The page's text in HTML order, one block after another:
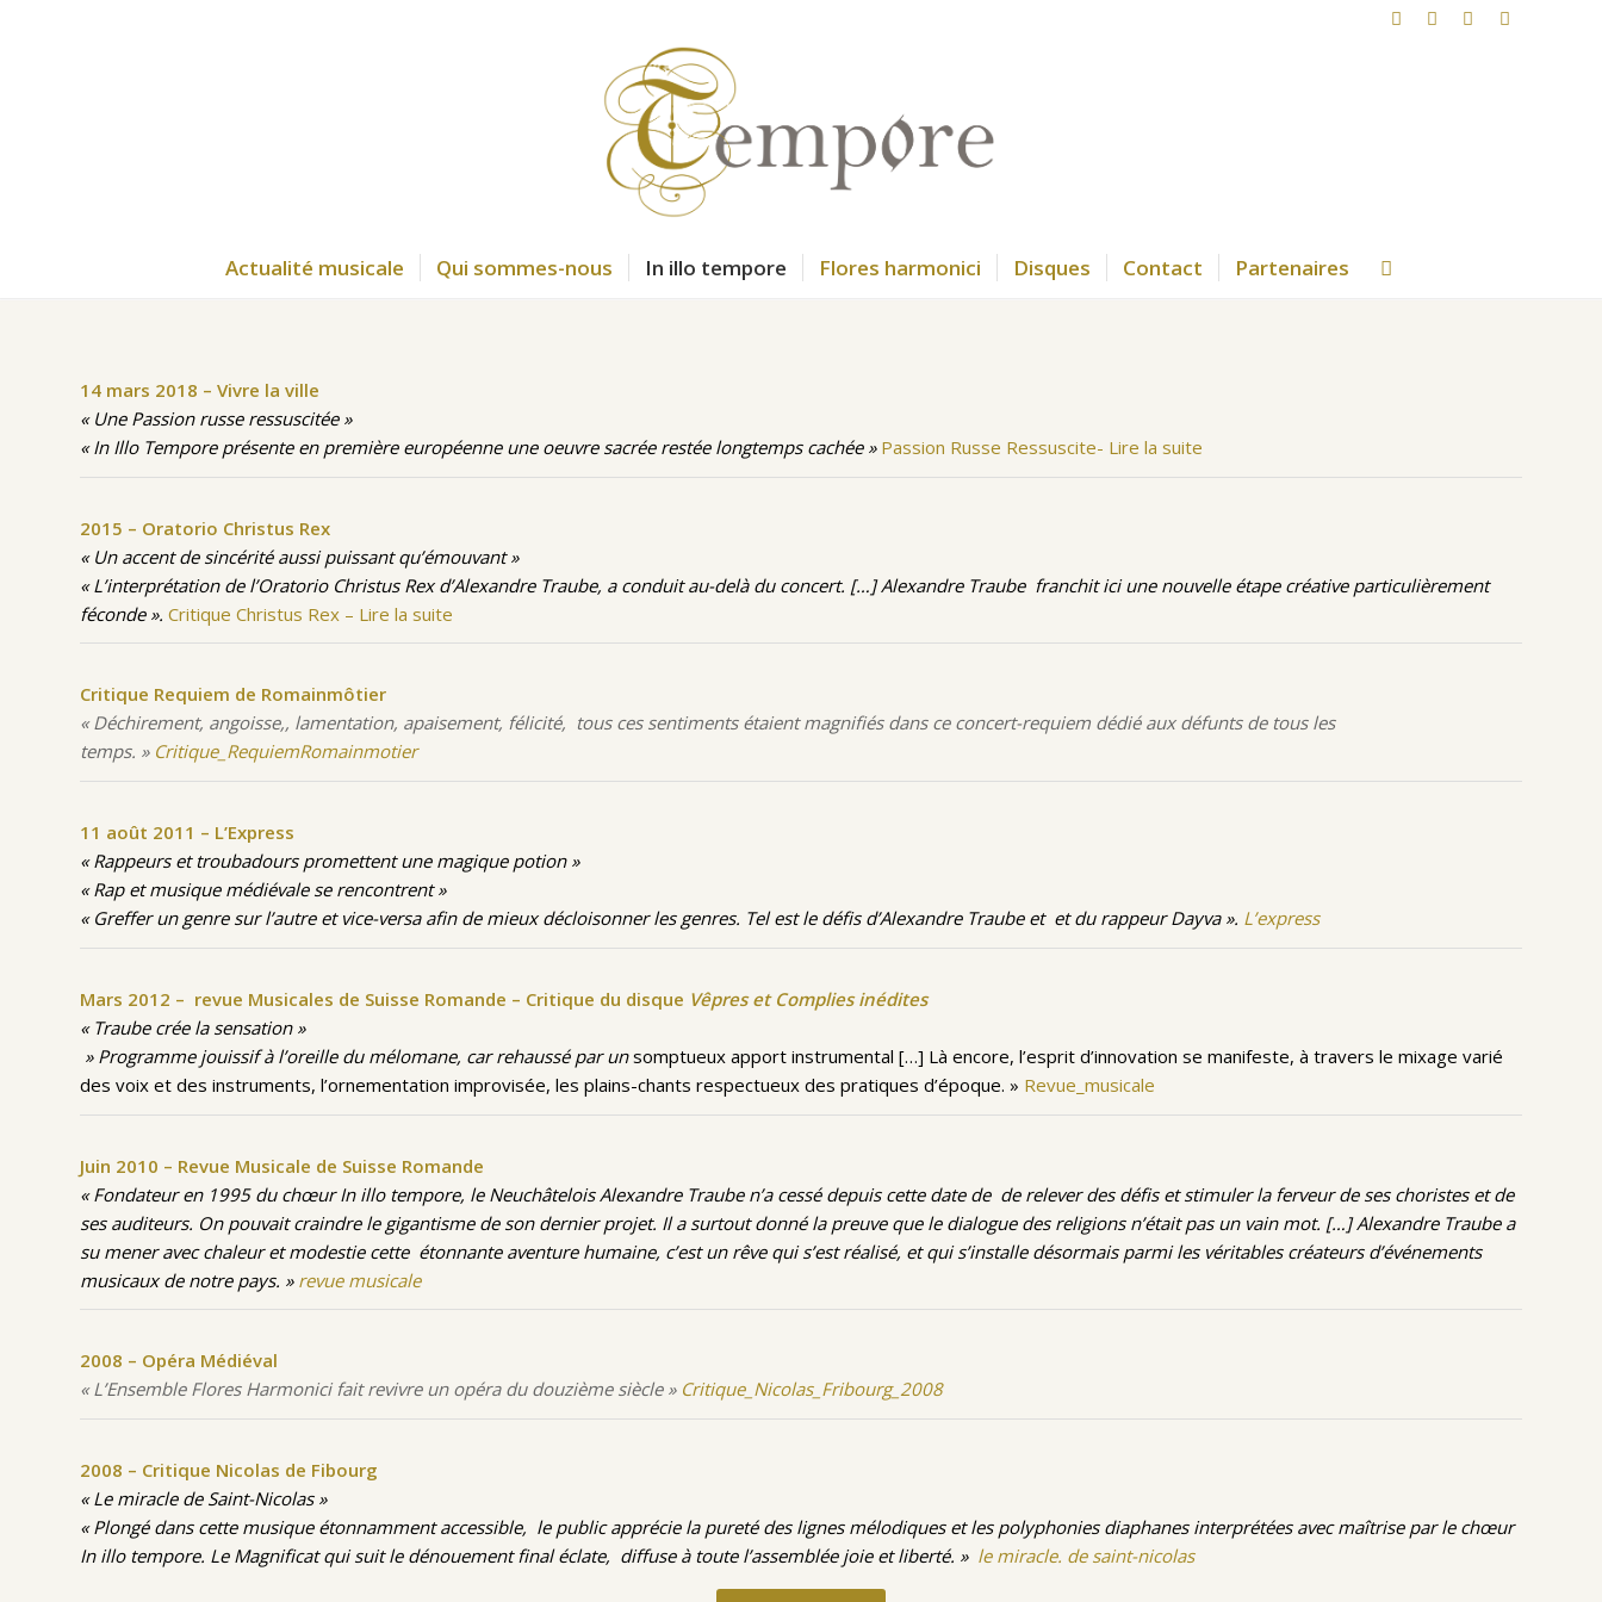
Actualité musicale Qui sommes-nous In illo tempore Flores harmonici Disques Contact Partenaires
14 mars 2018 – Vivre la ville
« Une Passion russe ressuscitée »
« In Illo Tempore présente en première européenne une oeuvre sacrée restée longtemps cachée » Passion Russe Ressuscite- Lire la suite
2015 – Oratorio Christus Rex
« Un accent de sincérité aussi puissant qu’émouvant »
« L’interprétation de l’Oratorio Christus Rex d’Alexandre Traube, a conduit au-delà du concert. […] Alexandre Traube franchit ici une nouvelle étape créative particulièrement
féconde ». Critique Christus Rex – Lire la suite
Critique Requiem de Romainmôtier
« Déchirement, angoisse,, lamentation, apaisement, félicité, tous ces sentiments étaient magnifiés dans ce concert-requiem dédié aux défunts de tous les
temps. » Critique_RequiemRomainmotier
11 août 2011 – L’Express
« Rappeurs et troubadours promettent une magique potion »
« Rap et musique médiévale se rencontrent »
« Greffer un genre sur l’autre et vice-versa afin de mieux décloisonner les genres. Tel est le défis d’Alexandre Traube et et du rappeur Dayva ». L’express
Mars 2012 – revue Musicales de Suisse Romande – Critique du disque Vêpres et Complies inédites
« Traube crée la sensation »
» Programme jouissif à l’oreille du mélomane, car rehaussé par unsomptueux apport instrumental […] Là encore, l’esprit d’innovation se manifeste, à travers le mixage varié
des voix et des instruments, l’ornementation improvisée, les plains-chants respectueux des pratiques d’époque. » Revue_musicale
Juin 2010 – Revue Musicale de Suisse Romande
« Fondateur en 1995 du chœur In illo tempore, le Neuchâtelois Alexandre Traube n’a cessé depuis cette date de de relever des défis et stimuler la ferveur de ses choristes et de
ses auditeurs. On pouvait craindre le gigantisme de son dernier projet. Il a surtout donné la preuve que le dialogue des religions n’était pas un vain mot. […] Alexandre Traube a
su mener avec chaleur et modestie cette étonnante aventure humaine, c’est un rêve qui s’est réalisé, et qui s’installe désormais parmi les véritables créateurs d’événements
musicaux de notre pays. » revue musicale
2008 – Opéra Médiéval
« L’Ensemble Flores Harmonici fait revivre un opéra du douzième siècle » Critique_Nicolas_Fribourg_2008
2008 – Critique Nicolas de Fibourg
« Le miracle de Saint-Nicolas »
« Plongé dans cette musique étonnamment accessible, le public apprécie la pureté des lignes mélodiques et les polyphonies diaphanes interprétées avec maîtrise par le chœur
In illo tempore. Le Magnificat qui suit le dénouement final éclate, diffuse à toute l’assemblée joie et liberté. » le miracle. de saint-nicolas